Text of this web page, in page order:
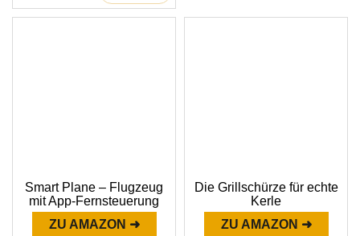
Smart Plane – Flugzeug
mit App-Fernsteuerung
ZU AMAZON ➜
Die Grillschürze für echte
Kerle
ZU AMAZON ➜